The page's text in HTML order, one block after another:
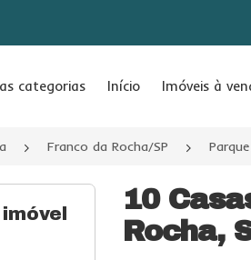
categorias Início Imóveis à
Franco da Rocha/SP
10
Rocha,